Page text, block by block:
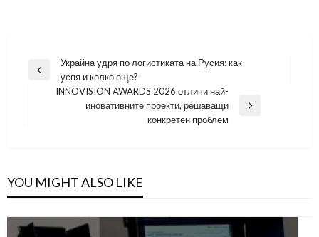
Навигация
Previous
Украйна удря по логистиката на Русия: как
успя и колко още?
INNOVISION AWARDS 2026 отличи най-
иновативните проекти, решаващи
конкретен проблем
YOU MIGHT ALSO LIKE